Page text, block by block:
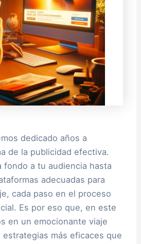
dedicado años a
de la publicidad efectiva.
fondo a tu audiencia hasta
adecuadas para
cada paso en el proceso
Es por eso que, en este
en un emocionante viaje
estrategias más eficaces que